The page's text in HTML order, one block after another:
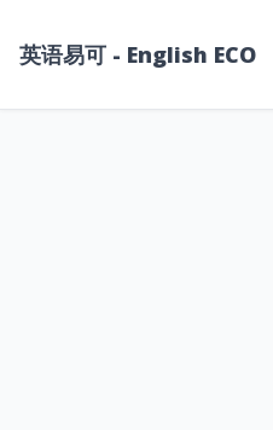
英语易可 - English ECO